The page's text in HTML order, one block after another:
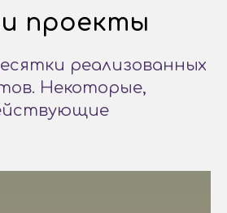
проекты
реализованных
Некоторые,